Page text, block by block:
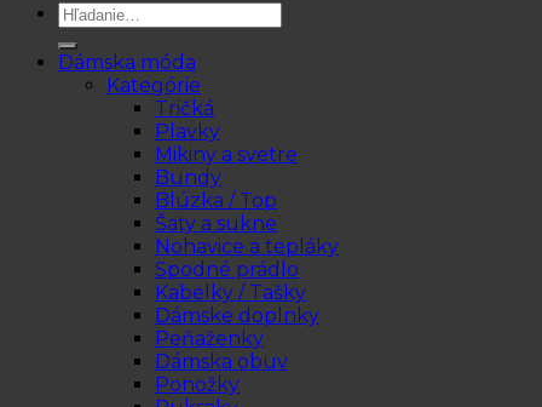
Hľadať:
Dámska móda
Kategórie
Tričká
Plavky
Mikiny a svetre
Bundy
Blúzka / Top
Šaty a sukne
Nohavice a tepláky
Spodné prádlo
Kabelky / Tašky
Dámske doplnky
Peňaženky
Dámska obuv
Ponožky